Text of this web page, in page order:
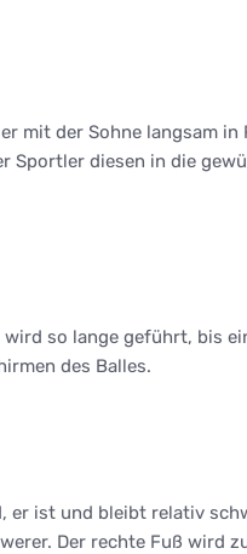
mit der Sohne langsam
diesen in die
so lange geführt, bis
des Balles.
er ist und bleibt relativ
Der rechte Fuß wird